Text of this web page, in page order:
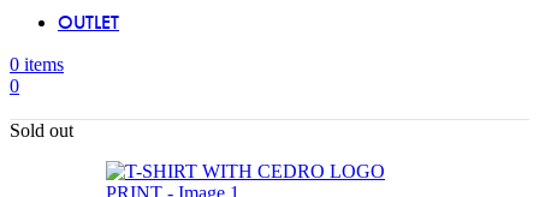
OUTLET
0 items
0
Sold out